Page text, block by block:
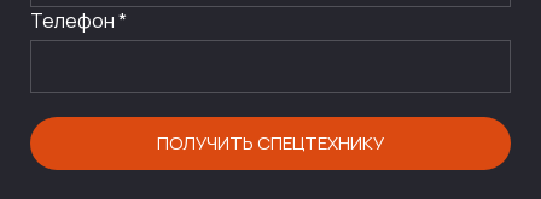
Телефон *
ПОЛУЧИТЬ СПЕЦТЕХНИКУ